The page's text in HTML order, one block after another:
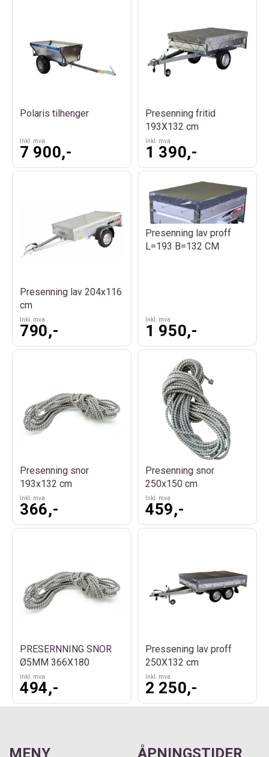
Polaris tilhenger
Inkl. mva
7 900,-
Presenning fritid
193X132 cm
Inkl. mva
1 390,-
Presenning lav 204x116
cm
Inkl. mva
790,-
Presenning lav proff
L=193 B=132 CM
Inkl. mva
1 950,-
Presenning snor
193x132 cm
Inkl. mva
366,-
Presenning snor
250x150 cm
Inkl. mva
459,-
PRESERNNING SNOR
Ø5MM 366X180
Inkl. mva
494,-
Pressening lav proff
250X132 cm
Inkl. mva
2 250,-
MENY ÅPNINGSTIDER